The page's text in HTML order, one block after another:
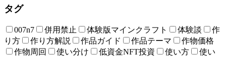
タグ
007n7 併用禁止 体験版マインクラフト 体験談
作
り方
作り方解説 作品ガイド 作品テーマ
作物価格
作物周回
使い分け 低資金NFT投資 使い方
使い